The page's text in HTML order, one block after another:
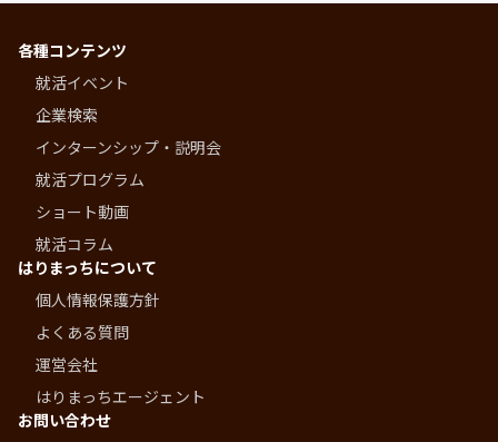
各種コンテンツ
就活イベント
企業検索
インターンシップ・説明会
就活プログラム
ショート動画
就活コラム
はりまっちについて
個人情報保護方針
よくある質問
運営会社
はりまっちエージェント
お問い合わせ